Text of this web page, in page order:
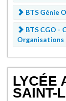
BTS Génie
BTS CGO -
Organisations
LYCÉE
SAINT-